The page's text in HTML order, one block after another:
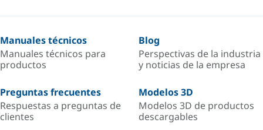
Manuales técnicos
Manuales técnicos para
productos
Blog
Perspectivas de la industria
y noticias de la empresa
Preguntas frecuentes
Respuestas a preguntas de
clientes
Modelos 3D
Modelos 3D de productos
descargables